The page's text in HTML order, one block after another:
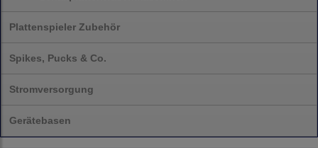
Plattenspieler Zubehör
Spikes, Pucks & Co.
Stromversorgung
Gerätebasen